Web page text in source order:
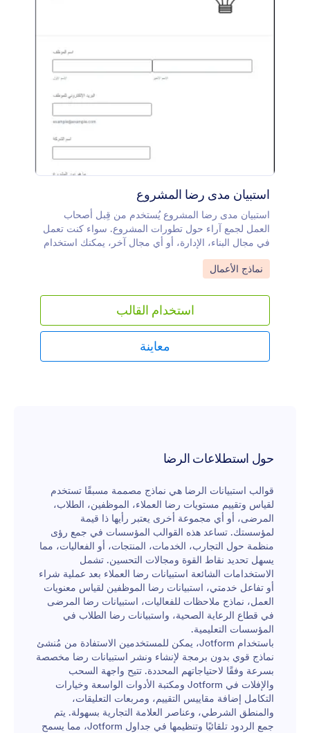
حول فرق التوظيف الخاصة بك.
استبيان مدى رضا المشروع
استبيان مدى رضا المشروع يُستخدم من قِبل أصحاب
العمل لجمع آراء حول تطورات المشروع. سواء كنت تعمل
في مجال البناء، الإدارة، أو أي مجال آخر، يمكنك استخدام
هذا الاستبيان المجاني لجمع ملاحظات من الموظفين
والعملاء! فقط خصّص الأسئلة بما يتناسب مع طبيعة عملك،
عبر رابط، وابدأ في جمع الردود فورًا.هذا النموذج مثالي
للفرق التي تعمل عن بُعد — حيث يساعدك على جمع
الملاحظات التي تحتاجها بسرعة. استخدم أداة Jotform
السهلة التي تعمل بالسحب والإفلات لتحديث الأسئلة
بسرعة، وإضافة شعارك، وتضمين حقول مخصصة مثل
وكل ذلك بدون الحاجة إلى أي برمجة!
Go to Category:
نماذج الأعمال
استخدام القالب
معاينة
حول استطلاعات الرضا
قوالب استبيانات الرضا هي نماذج مصممة مسبقًا تستخدم
لقياس وتقييم مستويات رضا العملاء، الموظفين، الطلاب،
المرضى، أو أي مجموعة أخرى يعتبر رأيها ذا قيمة
لمؤسستك. تساعد هذه القوالب المؤسسات في جمع رؤى
منظمة حول التجارب، الخدمات، المنتجات، أو الفعاليات، مما
يسهل تحديد نقاط القوة ومجالات التحسين. تشمل
الاستخدامات الشائعة استبيانات رضا العملاء بعد عملية شراء
أو تفاعل خدمتي، استبيانات رضا الموظفين لقياس معنويات
العمل، نماذج ملاحظات للفعاليات، استبيانات رضا المرضى
في قطاع الرعاية الصحية، واستبيانات رضا الطلاب في
المؤسسات التعليمية.
باستخدام Jotform، يمكن للمستخدمين الاستفادة من مُنشئ
نماذج قوي بدون برمجة لإنشاء ونشر استبيانات رضا مخصصة
بسرعة وفقًا لاحتياجاتهم المحددة. تتيح واجهة السحب
والإفلات في Jotform ومكتبة الأدوات الواسعة وخيارات
التكامل إضافة مقاييس التقييم، ومربعات التعليقات،
والمنطق الشرطي، وعناصر العلامة التجارية بسهولة. يتم
جمع الردود تلقائيًا وتنظيمها في جداول Jotform، مما يسمح